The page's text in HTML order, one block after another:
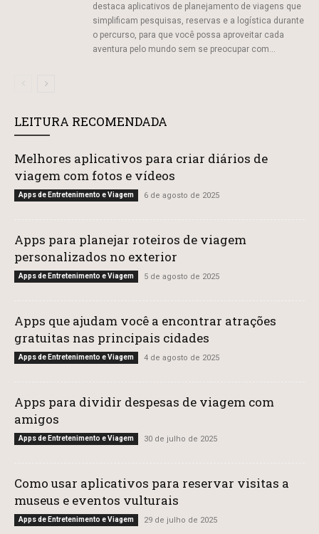
destaca aplicativos de planejamento de viagens que
simplificam pesquisas, reservas e a logística durante
o percurso, para que você possa aproveitar cada
aventura pelo mundo sem se preocupar com...
LEITURA RECOMENDADA
Melhores aplicativos para criar diários de
viagem com fotos e vídeos
Apps de Entretenimento e Viagem 6 de agosto de 2025
Apps para planejar roteiros de viagem
personalizados no exterior
Apps de Entretenimento e Viagem 5 de agosto de 2025
Apps que ajudam você a encontrar atrações
gratuitas nas principais cidades
Apps de Entretenimento e Viagem 4 de agosto de 2025
Apps para dividir despesas de viagem com
amigos
Apps de Entretenimento e Viagem 30 de julho de 2025
Como usar aplicativos para reservar visitas a
museus e eventos vulturais
Apps de Entretenimento e Viagem 29 de julho de 2025